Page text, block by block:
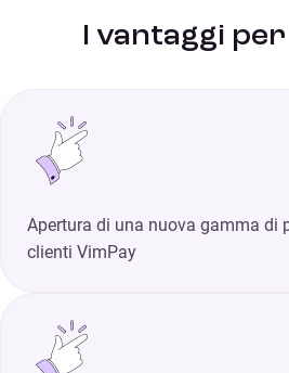
I vantaggi per
Apertura di una nuova gamma di
clienti VimPay